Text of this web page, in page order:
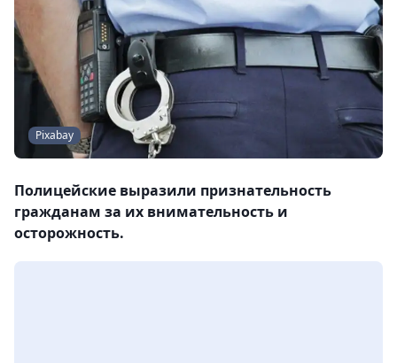
Pixabay
Полицейские выразили признательность
гражданам за их внимательность и
осторожность.